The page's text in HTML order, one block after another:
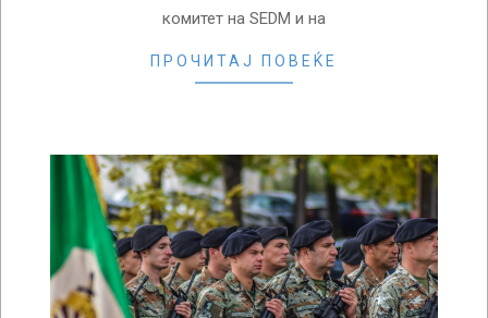
комитет на SEDM и на
ПРОЧИТАЈ ПОВЕЌЕ